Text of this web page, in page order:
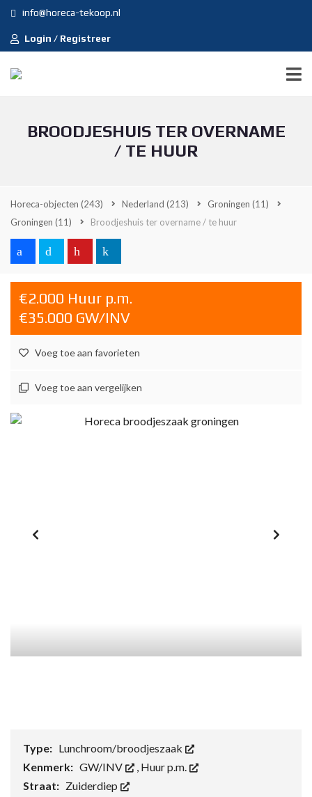
info@horeca-tekoop.nl
Login / Registreer
BROODJESHUIS TER OVERNAME
/ TE HUUR
Horeca-objecten (243) Nederland (213) Groningen (11)
Groningen (11) Broodjeshuis ter overname / te huur
€2.000 Huur p.m.
€35.000 GW/INV
Voeg toe aan favorieten
Voeg toe aan vergelijken
Type: Lunchroom/broodjeszaak
Kenmerk: GW/INV , Huur p.m.
Straat: Zuiderdiep